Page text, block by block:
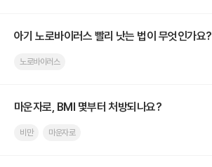
아기 노로바이러스 빨리 낫는 법이 무엇인가요?
노로바이러스
마운자로, BMI 몇부터 처방되나요?
비만 마운자로